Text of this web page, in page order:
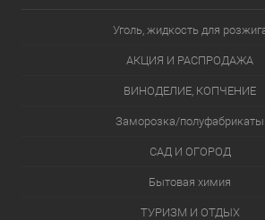
Уголь, жидкость для
АКЦИЯ И РАСПРОДАЖА
ВИНОДЕЛИЕ, КОПЧЕНИЕ
Заморозка/полуфабрикаты
САД И ОГОРОД
Бытовая химия
ТУРИЗМ И ОТДЫХ